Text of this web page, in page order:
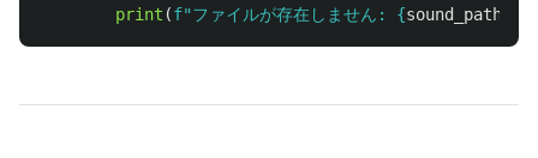
print (f"ファイルが存在しません: {sound_path